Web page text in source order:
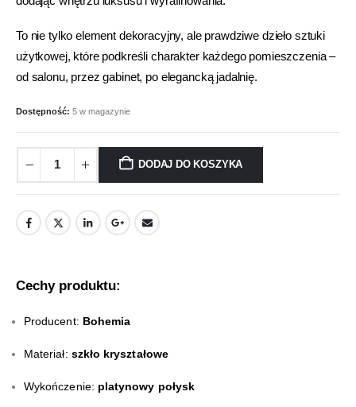
To nie tylko element dekoracyjny, ale prawdziwe dzieło sztuki
użytkowej, które podkreśli charakter każdego pomieszczenia –
od salonu, przez gabinet, po elegancką jadalnię.
Dostępność: 5 w magazynie
DODAJ DO KOSZYKA
Cechy produktu:
Producent: Bohemia
Materiał: szkło kryształowe
Wykończenie: platynowy połysk